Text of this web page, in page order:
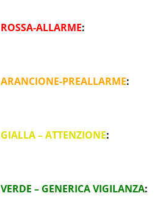
ROSSA-ALLARME:
ARANCIONE-PREALLARME:
GIALLA – ATTENZIONE:
VERDE – GENERICA VIGILANZA: